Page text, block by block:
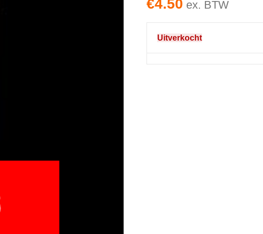
€4.50 ex. BTW
Uitverkocht